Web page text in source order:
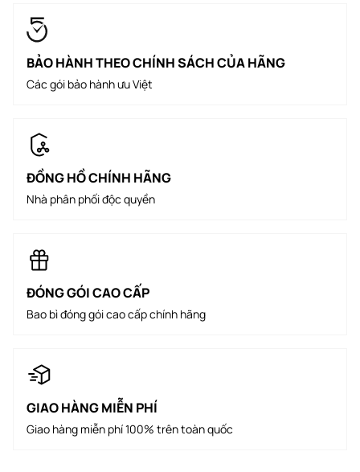
BẢO HÀNH THEO CHÍNH SÁCH CỦA HÃNG
Các gói bảo hành ưu Việt
ĐỒNG HỒ CHÍNH HÃNG
Nhà phân phối độc quyền
ĐÓNG GÓI CAO CẤP
Bao bì đóng gói cao cấp chính hãng
GIAO HÀNG MIỄN PHÍ
Giao hàng miễn phí 100% trên toàn quốc